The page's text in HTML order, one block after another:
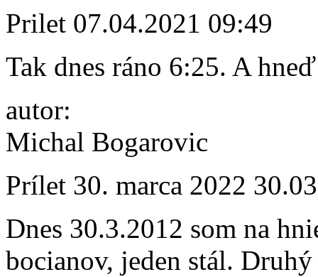
Prilet 07.04.2021 09:49
Tak dnes ráno 6:25. A
autor:
Michal Bogarovic
Prílet 30. marca 2022
Dnes 30.3.2012 som na
bocianov, jeden stál.